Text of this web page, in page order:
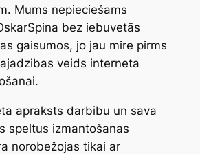
Mums nepieciešams
bez iebuvetās
gaisumos, jo jau mire pirms
veids interneta
apraksts darbibu un sava
speltus izmantošanas
norobežojas tikai ar